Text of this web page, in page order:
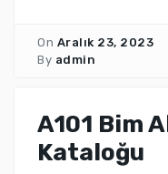
On Aralık 23, 2023
By admin
A101 Bim
Kataloğu